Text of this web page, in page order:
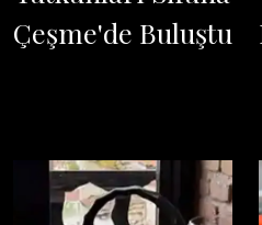
Çeşme'de Buluştu